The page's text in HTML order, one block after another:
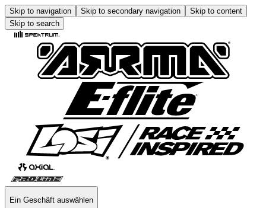
Skip to navigation Skip to secondary navigation
Skip to content
Skip to search
Ein Geschäft auswählen